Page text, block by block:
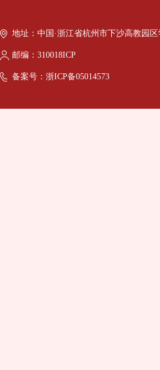
地址：中国·浙江省杭州市下沙高教园
邮编：310018ICP
备案号：浙ICP备05014573